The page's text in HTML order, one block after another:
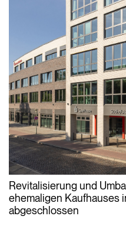
Revitalisierung und
ehemaligen Kaufhauses
abgeschlossen